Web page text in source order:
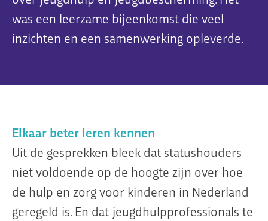
Organisatie
Dit is Jeugdplatform Amsterdam
was een leerzame bijeenkomst die veel
inzichten en een samenwerking opleverde.
Elkaar beter leren kennen
Uit de gesprekken bleek dat statushouders
niet voldoende op de hoogte zijn over hoe
de hulp en zorg voor kinderen in Nederland
geregeld is. En dat jeugdhulpprofessionals te